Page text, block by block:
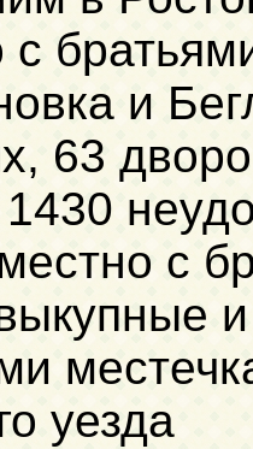
с
и
63
с
уезда